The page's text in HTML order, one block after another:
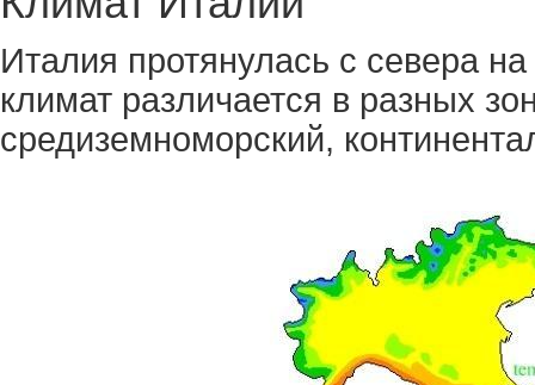
Италия протянулась с севера
климат различается в разных
средиземноморский,